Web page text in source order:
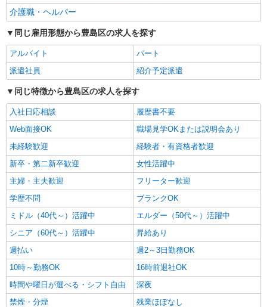
株式会社kotrio /●SW-S-2087315
サポートなど♪
時給1550円〜2312円 ＜交通費全支給(ガソリ
ン代含む)＞
豊島区巣鴨｜その他にも多数
キープ 詳細を見る
正社員
介護付有料老人ホーム グレースメイト目白/1380000188-037
介護職員（ヘルパー）（介護主任）
月給332,295円 ＜給与補足＞居住支援特別手当
20,000円/月含む。 夜勤5回分（53,095円）含む。
※夜勤1回あたり10,619円（深夜割増＋夜勤手当）
東京都豊島区南長崎1-19-12
キープ 詳細を見る
派遣社員
株式会社トラストグロース 新宿本社 第3営業部
グループホームでの夜専介護士
1夜勤：28500円〜30400円 ※資格や経験など
介護職・ヘルパー
同じ雇用形態から豊島区の求人を探す
アルバイト
パート
派遣社員
紹介予定派遣
同じ特徴から豊島区の求人を探す
入社日応相談
履歴書不要
Web面接OK
職場見学OKまたは説明会あり
未経験歓迎
経験者・有資格者歓迎
新卒・第二新卒歓迎
女性活躍中
主婦・主夫歓迎
フリーター歓迎
学歴不問
ブランクOK
ミドル（40代～）活躍中
エルダー（50代～）活躍中
シニア（60代～）活躍中
昇給あり
週払い
週2～3日勤務OK
10時～勤務OK
16時前退社OK
時間や曜日が選べる・シフト自由
深夜
禁煙・分煙
残業ほぼなし